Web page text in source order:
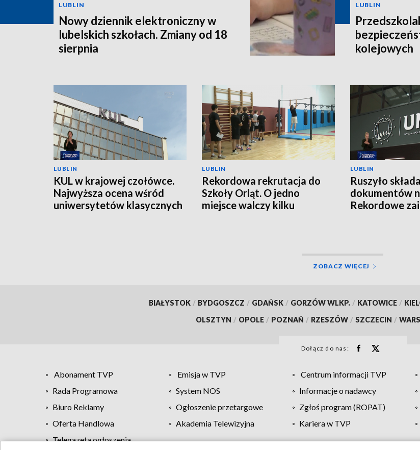
LUBLIN
Nowy dziennik elektroniczny w
lubelskich szkołach. Zmiany od 18
sierpnia
LUBLIN
kolejowych
LUBLIN
KUL w krajowej czołówce.
Najwyższa ocena wśród
uniwersytetów klasycznych
LUBLIN
Rekordowa rekrutacja do
Szkoły Orląt. O jedno
miejsce walczy kilku
LUBLIN
Ruszyło
dokumentów
Rekordowe
ZOBACZ WIĘCEJ
BIAŁYSTOK / BYDGOSZCZ / GDAŃSK / GORZÓW WLKP. / KATOWICE /
OLSZTYN / OPOLE / POZNAŃ / RZESZÓW / SZCZECIN /
Dołącz do nas:
Abonament TVP Emisja w TVP Centrum informacji TVP
Rada Programowa
System NOS Informacje o nadawcy
Biuro Reklamy
Ogłoszenie przetargowe Zgłoś program (ROPAT)
Oferta Handlowa
Akademia Telewizyjna Kariera w TVP
Telegazeta ogłoszenia